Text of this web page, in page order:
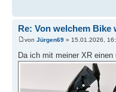
Re: Von welchem
von Jürgen69 » 15.01.2026,
Da ich mit meiner XR